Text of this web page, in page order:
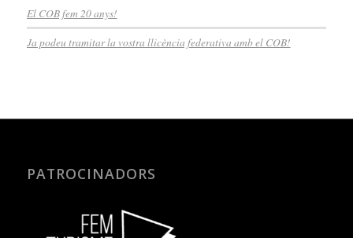
El COB fem 20 anys!
Ja podeu tramitar la vostra llicència federativa amb el COB!
PATROCINADORS